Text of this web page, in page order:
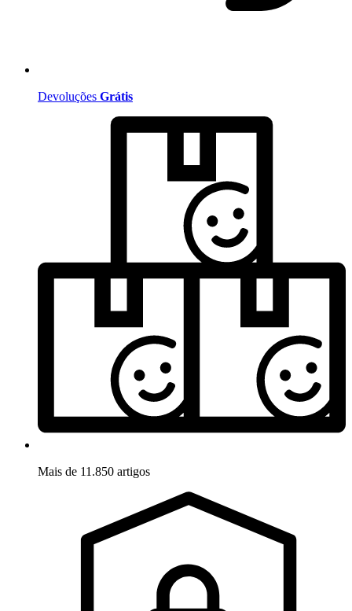
Devoluções Grátis
Mais de 11.850 artigos